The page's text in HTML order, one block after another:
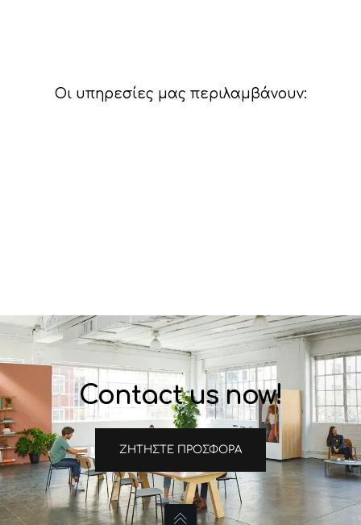
Οι υπηρεσίες μας περιλαμβάνουν:
Contact us now!
ΖΗΤΉΣΤΕ ΠΡΟΣΦΟΡΆ